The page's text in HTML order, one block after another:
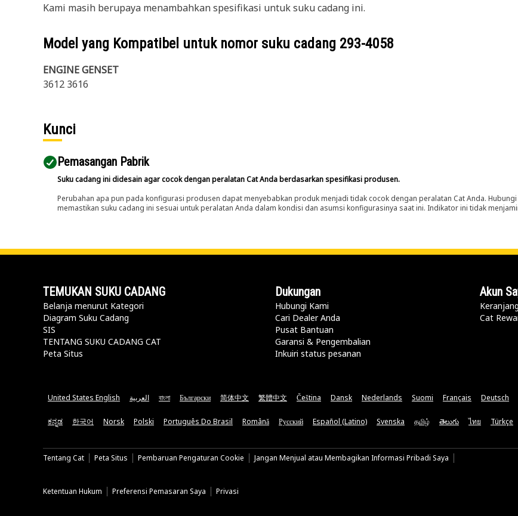
Kami masih berupaya menambahkan spesifikasi untuk suku cadang ini.
Model yang Kompatibel untuk nomor suku cadang 293-4058
ENGINE GENSET
3612 3616
Kunci
Pemasangan Pabrik
Suku cadang ini didesain agar cocok dengan peralatan Cat Anda berdasarkan spesifikasi produsen.
Perubahan apa pun pada konfigurasi produsen dapat menyebabkan produk menjadi tidak cocok dengan peralatan Cat Anda.
memastikan suku cadang ini sesuai untuk peralatan Anda dalam kondisi dan asumsi konfigurasinya saat ini. Indikator ini tidak
TEMUKAN SUKU CADANG
Belanja menurut Kategori
Diagram Suku Cadang
SIS
TENTANG SUKU CADANG CAT
Peta Situs
Dukungan
Hubungi Kami
Cari Dealer Anda
Pusat Bantuan
Garansi & Pengembalian
Inkuiri status pesanan
Akun
Cat
United States English العربية বাংলা Български 简体中文 繁體中文 Čeština Dansk Nederlands Suomi Français Deutsch
ಕನ್ನಡ 한국어 Norsk Polski Português Do Brasil Română Русский Español (Latino) Svenska தமிழ் తెలుగు ไทย Türkçe
Tentang Cat Peta Situs Pembaruan Pengaturan Cookie Jangan Menjual atau Membagikan Informasi Pribadi Saya
Ketentuan Hukum Preferensi Pemasaran Saya Privasi